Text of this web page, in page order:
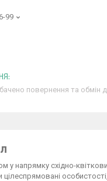
99
повернення та обмін
напрямку східно-
цілеспрямовані